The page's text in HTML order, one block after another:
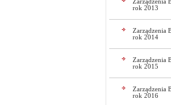
Zarządzenia
rok 2013
Zarządzenia
rok 2014
Zarządzenia
rok 2015
Zarządzenia
rok 2016